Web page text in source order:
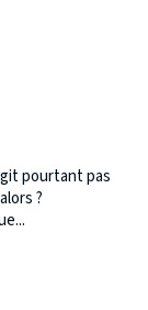
pourtant pas
?